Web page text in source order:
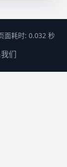
耗时: 0.032 秒
们